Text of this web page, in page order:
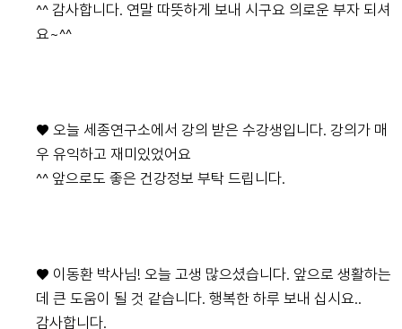
^^ 감사합니다. 연말 따뜻하게 보내 시구요 의로운 부자 되셔
요~^^
♥ 오늘 세종연구소에서 강의 받은 수강생입니다. 강의가 매
우 유익하고 재미있었어요
^^ 앞으로도 좋은 건강정보 부탁 드립니다.
♥ 이동환 박사님! 오늘 고생 많으셨습니다. 앞으로 생활하는
데 큰 도움이 될 것 같습니다. 행복한 하루 보내 십시요..
감사합니다.